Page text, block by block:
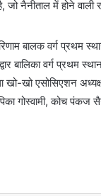
जो नैनीताल में होने वाली
बालक वर्ग प्रथम
बालिका वर्ग प्रथम
खो-खो एसोसिएशन
गोस्वामी, कोच